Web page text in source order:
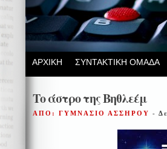
ΑΡΧΙΚΗ ΣΥΝΤΑΚΤΙΚΗ ΟΜΑΔΑ
Το άστρο της Βηθλεέμ
ΑΠΟ: ΓΥΜΝΑΣΙΟ ΑΣΣΗΡΟΥ -